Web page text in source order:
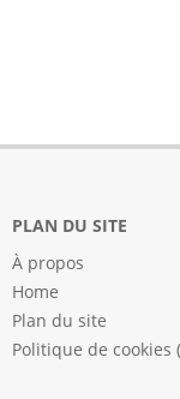
PLAN DU SITE
À propos
Home
Plan du site
Politique de cookies